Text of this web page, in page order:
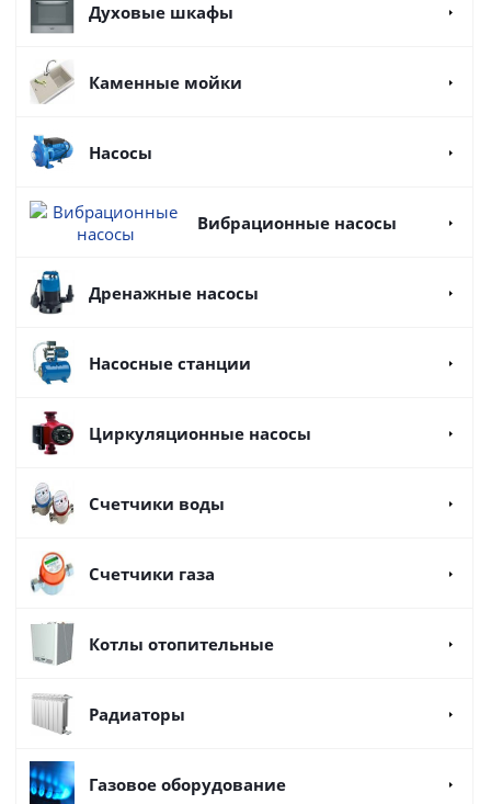
Духовые шкафы
Каменные мойки
Насосы
Вибрационные насосы
Дренажные насосы
Насосные станции
Циркуляционные насосы
Счетчики воды
Счетчики газа
Котлы отопительные
Радиаторы
Газовое оборудование